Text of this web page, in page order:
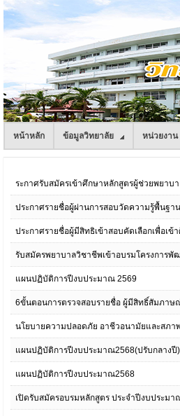
หน้าหลัก ข้อมูลวิทยาลัย หน่วยงาน
ระกาศรับสมัครเข้าศึกษาหลักสูตรผู้ช่วยพยาบ
ประกาศรายชื่อผู้ผ่านการสอบวัดความรู้พื้นฐ
ประกาศรายชื่อผู้มีสิทธิเข้าสอบคัดเลือกเพื่อเ
รับสมัครพยาบาลวิชาชีพเข้าอบรมโครงการ
แผนปฏิบัติการปีงบประมาณ 2569
6ขั้นตอนการตรวจสอบรายชื่อ ผู้มีสิทธิ์สัมภาษ
นโยบายความปลอดภัย อาชีวอนามัยและสภา
แผนปฏิบัติการปีงบประมาณ2568(ปรับกลางปี)
แผนปฏิบัติการปีงบประมาณ2568
เปิดรับสมัครอบรมหลักสูตร ประจำปีงบประมา